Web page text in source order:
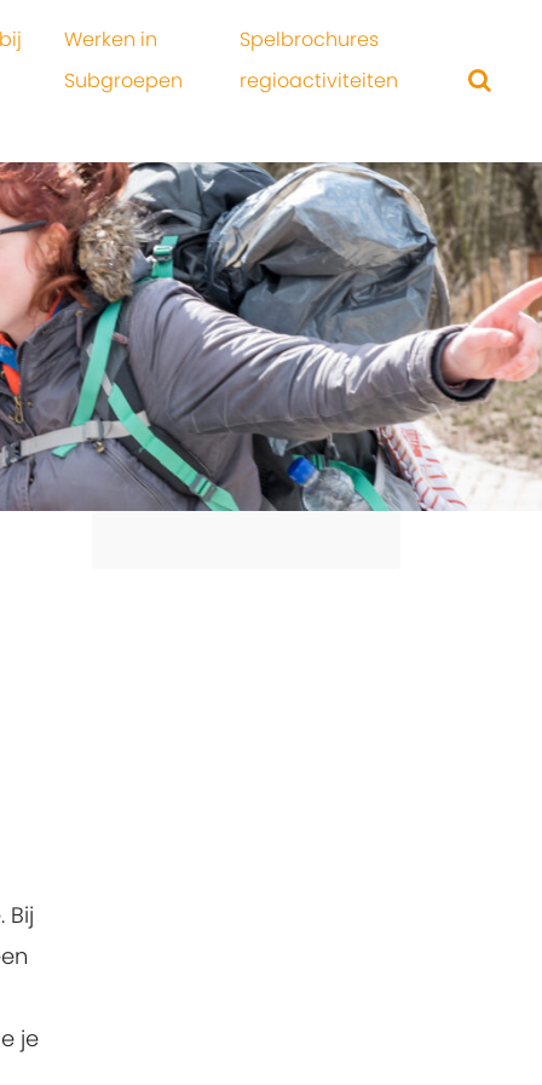
Werken in
Subgroepen
Spelbrochures
regioactiviteiten
Bij
je